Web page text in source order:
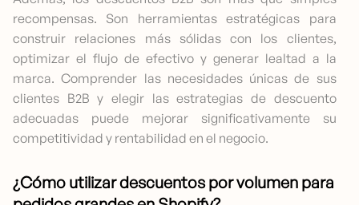
recompensas. Son herramientas estratégicas para
construir relaciones más sólidas con los clientes,
optimizar el flujo de efectivo y generar lealtad a la
marca. Comprender las necesidades únicas de sus
clientes B2B y elegir las estrategias de descuento
adecuadas puede mejorar significativamente su
competitividad y rentabilidad en el negocio.
¿Cómo utilizar descuentos por volumen para